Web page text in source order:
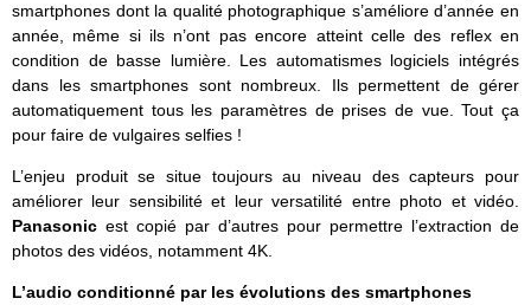
smartphones dont la qualité photographique s’améliore d’année en
année, même si ils n’ont pas encore atteint celle des reflex en
condition de basse lumière. Les automatismes logiciels intégrés
dans les smartphones sont nombreux. Ils permettent de gérer
automatiquement tous les paramètres de prises de vue. Tout ça
pour faire de vulgaires selfies !
L’enjeu produit se situe toujours au niveau des capteurs pour
améliorer leur sensibilité et leur versatilité entre photo et vidéo.
Panasonic est copié par d’autres pour permettre l’extraction de
photos des vidéos, notamment 4K.
L’audio conditionné par les évolutions des smartphones